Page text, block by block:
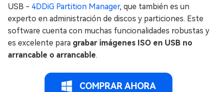
USB - 4DDiG Partition Manager, que también es un
experto en administración de discos y particiones. Este
software cuenta con muchas funcionalidades robustas y
es excelente para grabar imágenes ISO en USB no
arrancable o arrancable.
COMPRAR AHORA